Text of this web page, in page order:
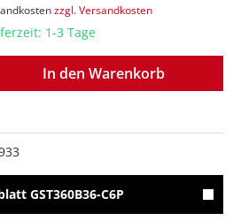
zzgl. Versandkosten
1-3 Tage
In den Warenkorb
GST360B36-C6P